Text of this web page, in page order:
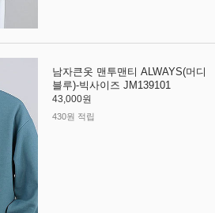
남자큰옷 맨투맨티 ALWAYS(머디
블루)-빅사이즈 JM139101
43,000원
430원 적립